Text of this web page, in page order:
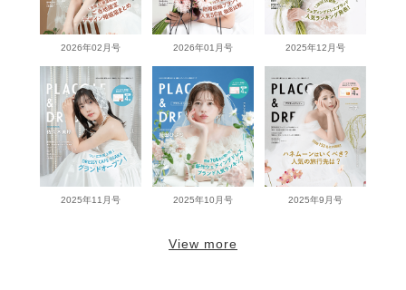
2026年02月号 2026年01月号 2025年12月号
2025年11月号 2025年10月号 2025年9月号
View more